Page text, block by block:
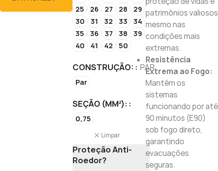
25
26 27 28
29
30
31 32 33
34
35
36 37 38
39
40
41 42 50
CONSTRUÇÃO: PAR
Par
SEÇÃO (MM²):
0,75
Limpar
Proteção Anti-
Roedor?
patrimônios valiosos
mesmo nas
condições mais
extremas.
Resistência
Extrema ao Fogo:
Mantém os
sistemas
funcionando por até
90 minutos (E90)
sob fogo direto,
garantindo
evacuações
seguras.